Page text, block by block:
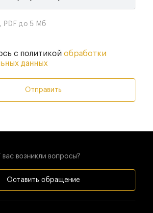
PDF до 5 Мб
с политикой обработки
данных
Отправить
вас возникли вопросы?
Оставить обращение